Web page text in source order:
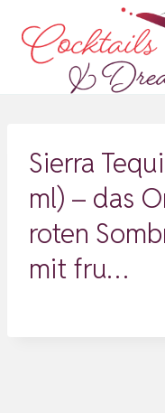
Inhalt
springen
Sierra
ml) – das
roten
mit fru…